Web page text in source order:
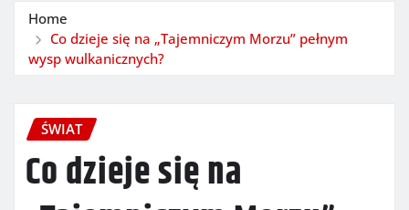
Home
Co dzieje się na „Tajemniczym Morzu” pełnym
wysp wulkanicznych?
ŚWIAT
Co dzieje się na